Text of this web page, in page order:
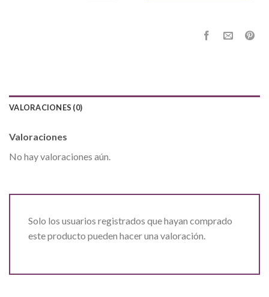
VALORACIONES (0)
Valoraciones
No hay valoraciones aún.
Solo los usuarios registrados que hayan comprado
este producto pueden hacer una valoración.